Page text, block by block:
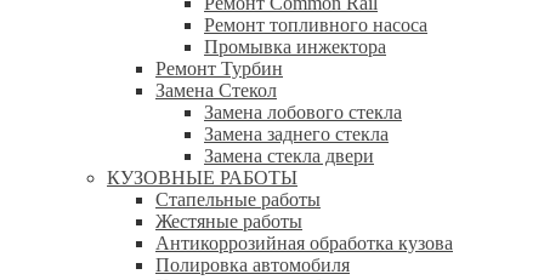
Ремонт топливного насоса
Промывка инжектора
Ремонт Турбин
Замена Стекол
Замена лобового стекла
Замена заднего стекла
Замена стекла двери
КУЗОВНЫЕ РАБОТЫ
Стапельные работы
Жестяные работы
Антикоррозийная обработка кузова
Полировка автомобиля